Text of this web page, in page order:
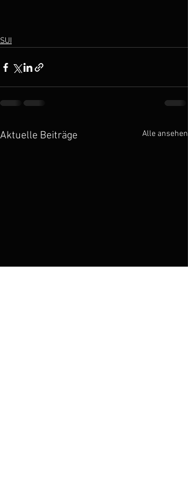
SUI
Aktuelle Beiträge Alle ansehen